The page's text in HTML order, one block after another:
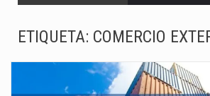
ETIQUETA: COMERCIO